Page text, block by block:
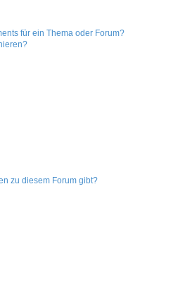
für ein Thema oder Forum?
zu diesem Forum gibt?